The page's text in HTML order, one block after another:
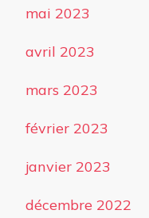
mai 2023
avril 2023
mars 2023
février 2023
janvier 2023
décembre 2022